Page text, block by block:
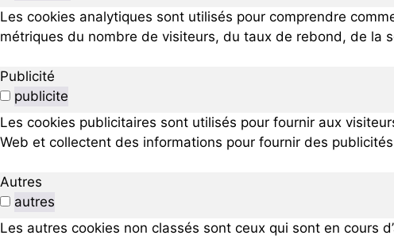
Les cookies analytiques sont utilisés pour comprendre
métriques du nombre de visiteurs, du taux de rebond, de la
Publicité
publicite
Les cookies publicitaires sont utilisés pour fournir aux
Web et collectent des informations pour fournir des
Autres
autres
Les autres cookies non classés sont ceux qui sont en cours